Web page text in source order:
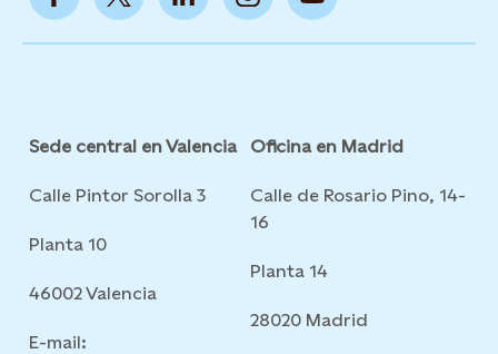
Sede central en Valencia
Calle Pintor Sorolla 3
Planta 10
46002 Valencia
E-mail:
Oficina en Madrid
Calle de Rosario Pino, 14-
16
Planta 14
28020 Madrid